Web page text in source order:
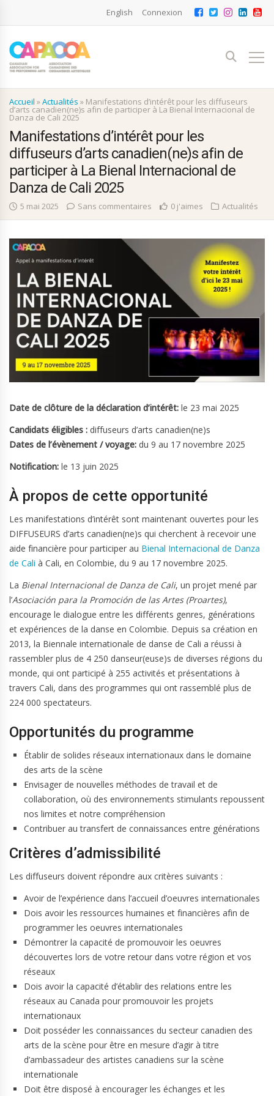
English Connexion
Accueil »Actualités » Manifestations d’intérêt pour les diffuseurs
d’arts canadien(ne)s afin de participer à La Bienal Internacional de
Danza de Cali 2025
Manifestations d’intérêt pour les
diffuseurs d’arts canadien(ne)s afin de
participer à La Bienal Internacional de
Danza de Cali 2025
5 mai 2025 Sans commentaires 0 j'aimes Actualités
Date de clôture de la déclaration d’intérêt: le 23 mai 2025
Candidats éligibles : diffuseurs d’arts canadien(ne)s
Dates de l’évènement / voyage: du 9 au 17 novembre 2025
Notification: le 13 juin 2025
À propos de cette opportunité
Les manifestations d’intérêt sont maintenant ouvertes pour les
DIFFUSEURS d’arts canadien(ne)s qui cherchent à recevoir une
aide financière pour participer au Bienal Internacional de Danza
de Cali à Cali, en Colombie, du 9 au 17 novembre 2025.
La Bienal Internacional de Danza de Cali, un projet mené par
l’Asociación para la Promoción de las Artes (Proartes),
encourage le dialogue entre les différents genres, générations
et expériences de la danse en Colombie. Depuis sa création en
2013, la Biennale internationale de danse de Cali a réussi à
rassembler plus de 4 250 danseur(euse)s de diverses régions du
monde, qui ont participé à 255 activités et présentations à
travers Cali, dans des programmes qui ont rassemblé plus de
224 000 spectateurs.
Opportunités du programme
Établir de solides réseaux internationaux dans le domaine
des arts de la scène
Envisager de nouvelles méthodes de travail et de
collaboration, où des environnements stimulants repoussent
nos limites et notre compréhension
Contribuer au transfert de connaissances entre générations
Critères d’admissibilité
Les diffuseurs doivent répondre aux critères suivants :
Avoir de l’expérience dans l’accueil d’oeuvres internationales
Dois avoir les ressources humaines et financières afin de
programmer les oeuvres internationales
Démontrer la capacité de promouvoir les oeuvres
découvertes lors de votre retour dans votre région et vos
réseaux
Dois avoir la capacité d’établir des relations entre les
réseaux au Canada pour promouvoir les projets
internationaux
Doit posséder les connaissances du secteur canadien des
arts de la scène pour être en mesure d’agir à titre
d’ambassadeur des artistes canadiens sur la scène
internationale
Doit être disposé à encourager les échanges et les